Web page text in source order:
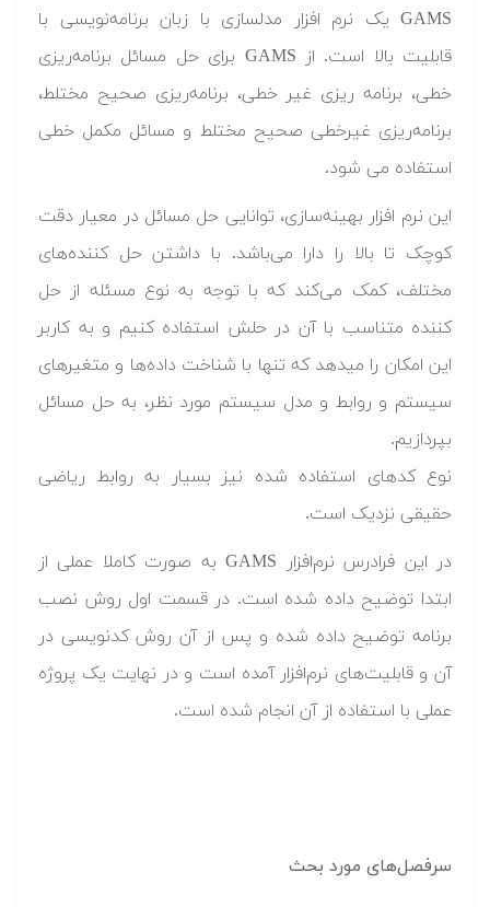
GAMS یک نرم افزار مدلسازی با زبان برنامه‌نویسی با
قابلیت بالا است. از GAMS برای حل مسائل برنامه‌ریزی
خطی، برنامه ریزی غیر خطی، برنامه‌ریزی صحیح مختلط،
برنامه‌ریزی غیرخطی صحیح مختلط و مسائل مکمل خطی
استفاده می شود.
این نرم افزار بهینه‌سازی، توانایی حل مسائل در معیار دقت
کوچک تا بالا را دارا می‌باشد. با داشتن حل کننده‌های
مختلف، کمک می‌کند که با توجه به نوع مسئله از حل
کننده متناسب با آن در حلش استفاده کنیم و به کاربر
این امکان را میدهد که تنها با شناخت داده‌ها و متغیرهای
سیستم و روابط و مدل سیستم مورد نظر، به حل مسائل
بپردازیم.
نوع کدهای استفاده شده نیز بسیار به روابط ریاضی
حقیقی نزدیک است.
در این فرادرس نرم‌افزار GAMS به صورت کاملا عملی از
ابتدا توضیح داده شده است. در قسمت اول روش نصب
برنامه توضیح داده شده و پس از آن روش کدنویسی در
آن و قابلیت‌های نرم‌افزار آمده است و در نهایت یک پروژه
عملی با استفاده از آن انجام شده است.
سرفصل‌های مورد بحث